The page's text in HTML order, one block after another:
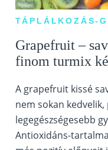
TÁPLÁLKOZÁS-
Grapefruit –
finom turmix
A grapefruit kissé
nem sokan kedvelik,
legegészségesebb
Antioxidáns-